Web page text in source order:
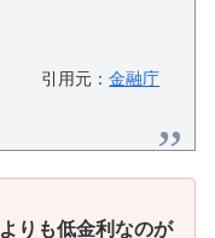
引用元：金融庁
りも低金利なのが